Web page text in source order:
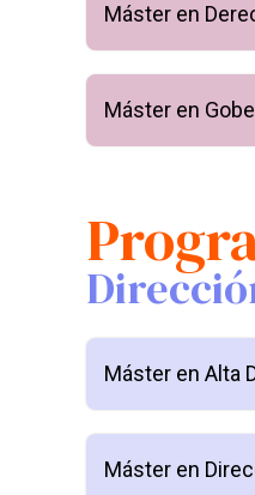
Máster en
Máster en
Máster en Alta
Máster en